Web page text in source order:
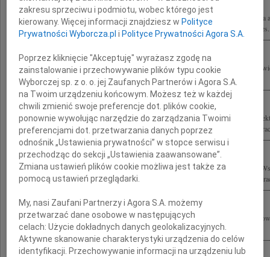
Z powodu tragicznej śmierci prof. Stefana Kuryłowicza nieocenionej postaci
zaszczyt współpracować najszczersze wyrazy współczucia Rodzinie składają
Z głębokim smutkiem przyjęliśmy wiadomość o śmierci profesora Stefana
życiu wszystkich nas, autorytetem w dziedzinie architektury i wzorem do...
Z głębokim żalem przyjęliśmy wiadomość o tragicznej śmierci Prof. dr. hab.
Rodzinie i Współpracownikom wyrazy szczerego współczucia składają Zarząd i
Z głębokim żalem i smutkiem żegnamy profesora Stefana Kuryłowicza oraz Jego
Syropolskiego składamy wyrazy współczucia Rodzinie, Najbliższym oraz
Wyrazy głębokiego współczucia Ewie i Rodzinie z powodu śmierci Stefana
Staniszkis
zakresu sprzeciwu i podmiotu, wobec którego jest
kierowany. Więcej informacji znajdziesz w Polityce
Prywatności Wyborcza.pl i Polityce Prywatności Agora S.A.
Poprzez kliknięcie "Akceptuję" wyrażasz zgodę na
zainstalowanie i przechowywanie plików typu cookie
Wyborczej sp. z o. o. jej Zaufanych Partnerów i Agora S.A.
na Twoim urządzeniu końcowym. Możesz też w każdej
chwili zmienić swoje preferencje dot. plików cookie,
ponownie wywołując narzędzie do zarządzania Twoimi
preferencjami dot. przetwarzania danych poprzez
odnośnik „Ustawienia prywatności” w stopce serwisu i
przechodząc do sekcji „Ustawienia zaawansowane”.
Zmiana ustawień plików cookie możliwa jest także za
pomocą ustawień przeglądarki.
My, nasi Zaufani Partnerzy i Agora S.A. możemy
przetwarzać dane osobowe w następujących
celach:Użycie dokładnych danych geolokalizacyjnych.
Aktywne skanowanie charakterystyki urządzenia do celów
identyfikacji. Przechowywanie informacji na urządzeniu lub